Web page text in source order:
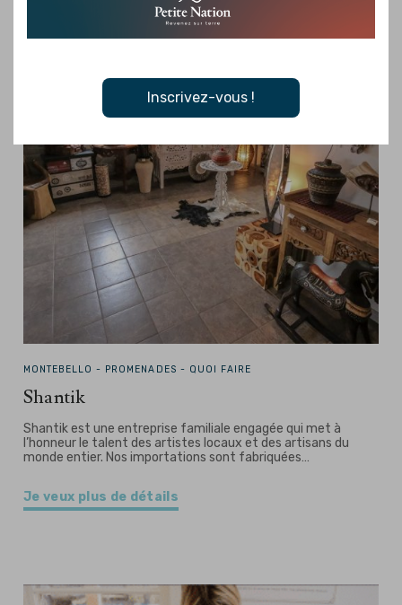
Inscrivez-vous !
MONTEBELLO - PROMENADES - QUOI FAIRE
Shantik
Shantik est une entreprise familiale engagée qui met à
l’honneur le talent des artistes locaux et des artisans du
monde entier. Nos importations sont fabriquées…
Je veux plus de détails